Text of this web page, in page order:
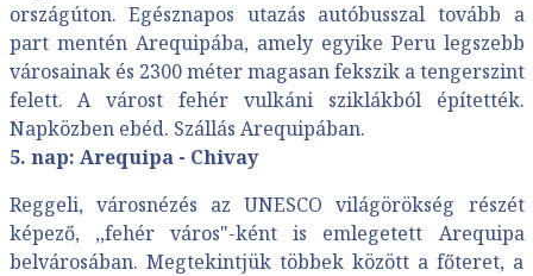
országúton. Egésznapos utazás autóbusszal tovább a
part mentén Arequipába, amely egyike Peru legszebb
városainak és 2300 méter magasan fekszik a tengerszint
felett. A várost fehér vulkáni sziklákból építették.
Napközben ebéd. Szállás Arequipában.
5. nap: Arequipa - Chivay
Reggeli, városnézés az UNESCO világörökség részét
képező, ,,fehér város"-ként is emlegetett Arequipa
belvárosában. Megtekintjük többek között a főteret, a